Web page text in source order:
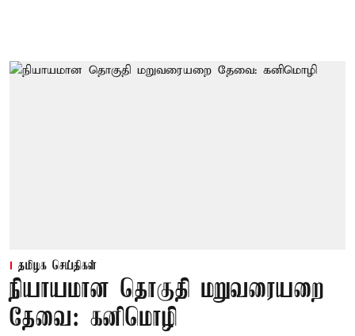
தமிழக செய்திகள்
நியாயமான தொகுதி மறுவரையறை
தேவை: கனிமொழி